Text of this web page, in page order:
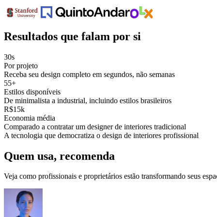
Resultados que falam por si
30s
Por projeto
Receba seu design completo em segundos, não semanas
55+
Estilos disponíveis
De minimalista a industrial, incluindo estilos brasileiros
R$15k
Economia média
Comparado a contratar um designer de interiores tradicional
A tecnologia que democratiza o design de interiores profissional
Quem usa, recomenda
Veja como profissionais e proprietários estão transformando seus